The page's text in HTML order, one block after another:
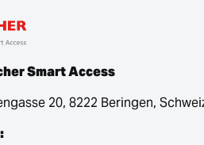
Smart Access
20, 8222 Beringen,